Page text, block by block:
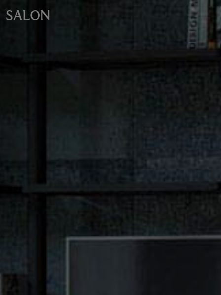
SALON